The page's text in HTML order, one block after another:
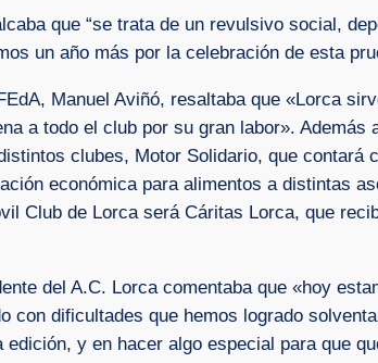
que “se trata de un revulsivo social,
un año más por la celebración de esta
Manuel Aviñó, resaltaba que «Lorca
a todo el club por su gran labor».
clubes, Motor Solidario, que
económica para alimentos a distintas
Club de Lorca será Cáritas Lorca, que
del A.C. Lorca comentaba que «hoy
con dificultades que hemos logrado
edición, y en hacer algo especial para que